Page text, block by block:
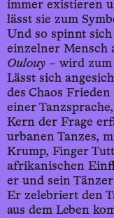
immer existieren
lässt sie zum
Und so spinnt
einzelner Mensch
Oulouy – wird
Lässt sich
des Chaos
einer
Kern der Frage
urbanen Tanzes,
Krump, Finger
afrikanischen
er und sein
Er zelebriert den
aus dem Leben